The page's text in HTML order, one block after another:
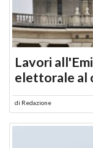
Lavori
elettorale al
di Redazione